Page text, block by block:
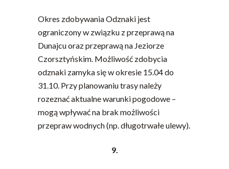
Okres zdobywania Odznaki jest
ograniczony w związku z przeprawą na
Dunajcu oraz przeprawą na Jeziorze
Czorsztyńskim. Możliwość zdobycia
odznaki zamyka się w okresie 15.04 do
31.10. Przy planowaniu trasy należy
rozeznać aktualne warunki pogodowe –
mogą wpływać na brak możliwości
przepraw wodnych (np. długotrwałe ulewy).
9.